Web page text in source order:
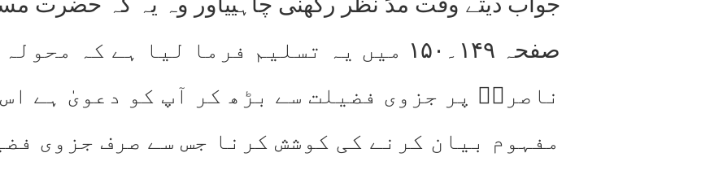
صفحہ ۱۴۹۔۱۵۰ میں یہ تسلیم فرما لیا ہے کہ
ناصریؑ پر جزوی فضیلت سے بڑھ کر آپ کو دعویٰ ہے
مفہوم بیان کرنے کی کوشش کرنا جس سے صرف جزوی